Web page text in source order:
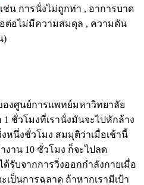
ช่น การนั่งไม่ถูกท่า , อาการบาด
ต่อไม่มีความสมดุล , ความดัน
)
งศูนย์การแพทย์มหาวิทยาลัย
ชั่วโมงที่เรานั่งมันจะไปหักล้าง
หนึ่งชั่วโมง สมมุติว่าเมื่อเช้านี้
งาน 10 ชั่วโมง ก็จะไปลด
รับจากการวิ่งออกกำลังกายเมื่อ
เป็นการฉลาด ถ้าหากเรามีเป้า